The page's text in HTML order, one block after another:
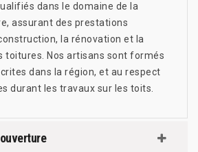
dans le domaine de la
assurant des prestations
la rénovation et la
toitures. Nos artisans sont formés
dans la région, et au respect
durant les travaux sur les toits.